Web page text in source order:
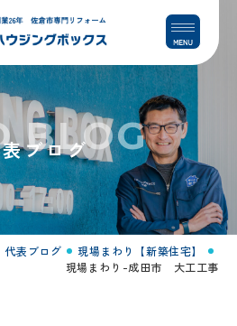
ブログ
BLOG
代表ブログ
現場まわり【新築住宅】
現場まわり-成田市 大工工事